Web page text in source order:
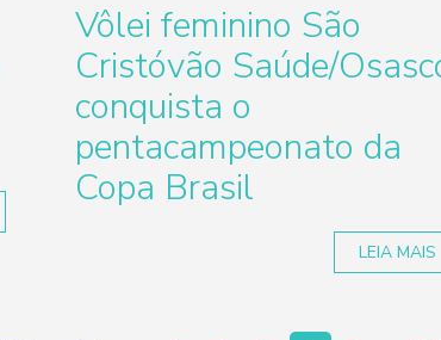
Vôlei feminino São
Cristóvão Saúde/
conquista o
pentacampeonato da
Copa Brasil
LEIA MAIS